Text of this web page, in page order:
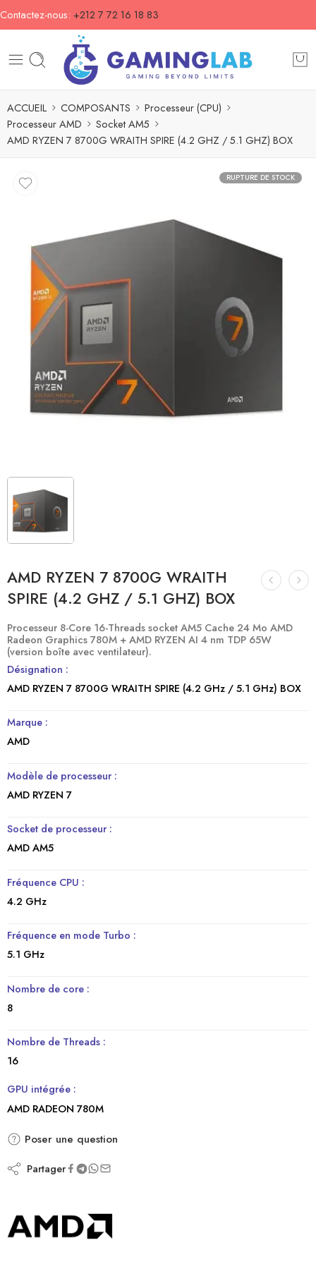
Contactez-nous: +212 7 72 16 18 83
ACCUEIL COMPOSANTS
Processeur (CPU)
Processeur AMD
Socket AM5
AMD RYZEN 7 8700G WRAITH SPIRE (4.2 GHZ / 5.1 GHZ) BOX
RUPTURE DE STOCK
AMD RYZEN 7 8700G WRAITH
SPIRE (4.2 GHZ / 5.1 GHZ) BOX
Processeur 8-Core 16-Threads socket AM5 Cache 24 Mo AMD
Radeon Graphics 780M + AMD RYZEN AI 4 nm TDP 65W
(version boîte avec ventilateur).
Désignation :
AMD RYZEN 7 8700G WRAITH SPIRE (4.2 GHz / 5.1 GHz) BOX
Marque :
AMD
Modèle de processeur :
AMD RYZEN 7
Socket de processeur :
AMD AM5
Fréquence CPU :
4.2 GHz
Fréquence en mode Turbo :
5.1 GHz
Nombre de core :
8
Nombre de Threads :
16
GPU intégrée :
AMD RADEON 780M
Poser une question
Partager